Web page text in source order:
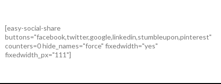
[easy-social-share
buttons="facebook,twitter,google,linkedin,stumbleupon,pinterest"
counters=0 hide_names="force" fixedwidth="yes"
fixedwidth_px="111"]